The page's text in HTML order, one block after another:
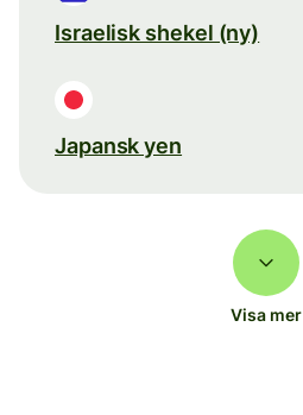
Israelisk shekel (ny)
Japansk yen
Visa mer